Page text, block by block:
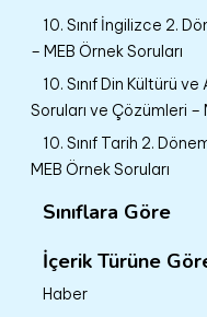
10. Sınıf İngilizce 2.
– MEB Örnek Soruları
10. Sınıf Din Kültürü
Soruları ve Çözümleri –
10. Sınıf Tarih 2.
MEB Örnek Soruları
Sınıflara Göre
İçerik Türüne
Haber